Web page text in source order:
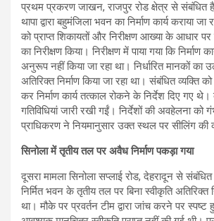
प्रथम प्रकरण जाखन, राजपुर रोड क्षेत्र से संबंधित
थापा द्वारा बहुमंजिला भवन का निर्माण कार्य कराया
को प्राप्त शिकायतों और निरीक्षण आख्या के आधार
का निरीक्षण किया। निरीक्षण में पाया गया कि निर्माण
अनुरूप नहीं किया जा रहा था। निर्धारित मानकों
अतिरिक्त निर्माण किया जा रहा था। संबंधित व्यक्ति को
कर निर्माण कार्य तत्काल रोकने के निर्देश दिए गए थे।
गतिविधियां जारी रखी गईं। निर्देशों की अवहेलना को
प्राधिकरण ने नियमानुसार उक्त स्थल पर सीलिंग की
सिनोला में तृतीय तल पर अवैध निर्माण पकड़ा गया
दूसरा मामला सिनोला सप्लाई रोड, देहरादून से
निर्मित भवन के तृतीय तल पर बिना स्वीकृति अतिरिक्त
था। मौके पर प्रवर्तन टीम द्वारा जांच करने पर स्पष्ट